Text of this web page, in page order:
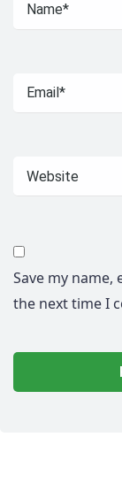
Save my
the next time I